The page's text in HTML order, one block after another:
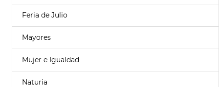
Feria de Julio
Mayores
Mujer e Igualdad
Naturia